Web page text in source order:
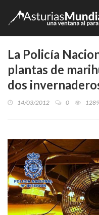
La Policía
plantas de
dos
14/03/2012 0 1289